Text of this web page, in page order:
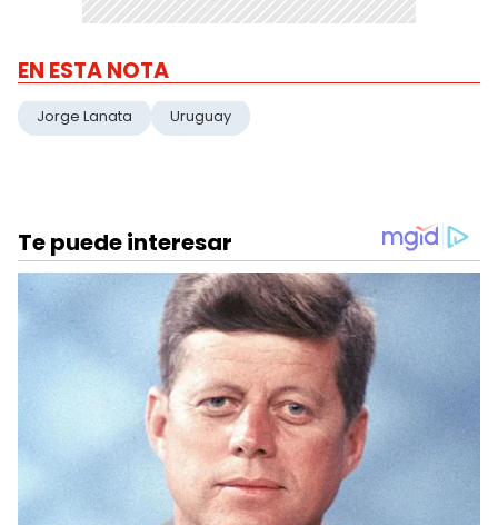
EN ESTA NOTA
Jorge Lanata Uruguay